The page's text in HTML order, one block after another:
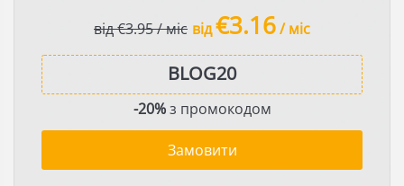
від €3.95 / міс від€3.16/ міс
-20%з промокодом
Замовити